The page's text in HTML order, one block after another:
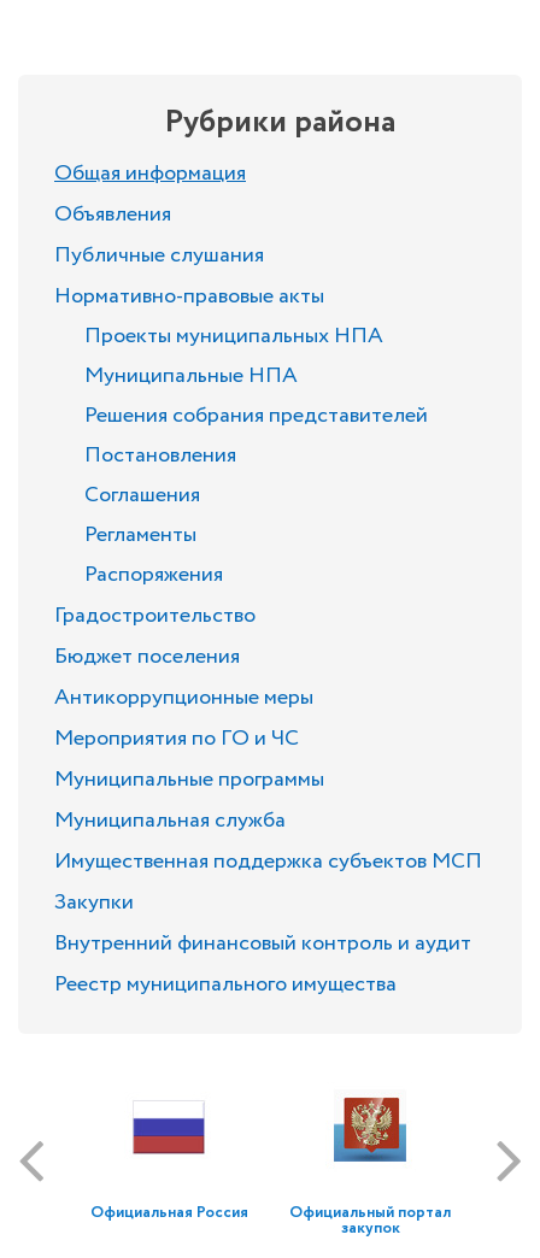
Рубрики района
Общая информация
Объявления
Публичные слушания
Нормативно-правовые акты
Проекты муниципальных НПА
Муниципальные НПА
Решения собрания представителей
Постановления
Соглашения
Регламенты
Распоряжения
Градостроительство
Бюджет поселения
Антикоррупционные меры
Мероприятия по ГО и ЧС
Муниципальные программы
Муниципальная служба
Имущественная поддержка субъектов МСП
Закупки
Внутренний финансовый контроль и аудит
Реестр муниципального имущества
Официальная Россия Официальный портал
закупок